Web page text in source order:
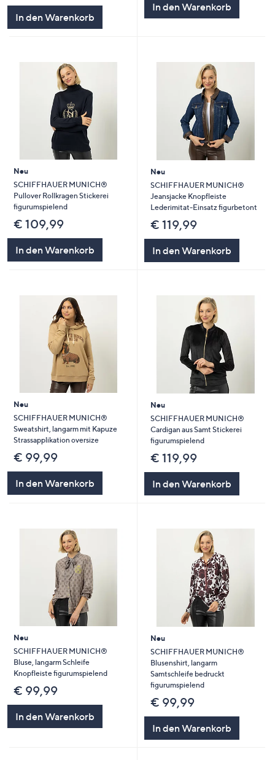
In den Warenkorb
In den Warenkorb
Neu
SCHIFFHAUER MUNICH®
Pullover Rollkragen Stickerei
figurumspielend
€ 109,99
In den Warenkorb
Neu
SCHIFFHAUER MUNICH®
Jeansjacke Knopfleiste
Lederimitat-Einsatz figurbetont
€ 119,99
In den Warenkorb
Neu
SCHIFFHAUER MUNICH®
Sweatshirt, langarm mit Kapuze
Strassapplikation oversize
€ 99,99
In den Warenkorb
Neu
SCHIFFHAUER MUNICH®
Cardigan aus Samt Stickerei
figurumspielend
€ 119,99
In den Warenkorb
Neu
SCHIFFHAUER MUNICH®
Bluse, langarm Schleife
Knopfleiste figurumspielend
€ 99,99
In den Warenkorb
Neu
SCHIFFHAUER MUNICH®
Blusenshirt, langarm
Samtschleife bedruckt
figurumspielend
€ 99,99
In den Warenkorb